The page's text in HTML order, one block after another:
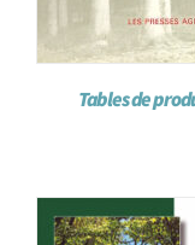
Tables de